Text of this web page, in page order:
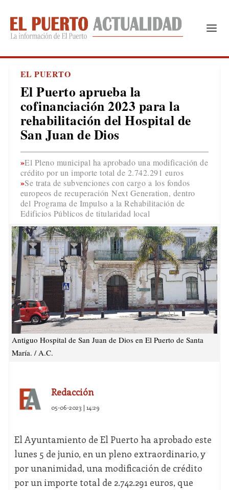
EL PUERTO
El Puerto aprueba la
cofinanciación 2023 para la
rehabilitación del Hospital de
San Juan de Dios
El Pleno municipal ha aprobado una modificación de
crédito por un importe total de 2.742.291 euros
Se trata de subvenciones con cargo a los fondos
europeos de recuperación Next Generation, dentro
del Programa de Impulso a la Rehabilitación de
Edificios Públicos de titularidad local
Antiguo Hospital de San Juan de Dios en El Puerto de Santa
María. / A.C.
Redacción
05-06-2023 | 14:29
El Ayuntamiento de El Puerto ha aprobado este
lunes 5 de junio, en un pleno extraordinario, y
por unanimidad, una modificación de crédito
por un importe total de 2.742.291 euros, que